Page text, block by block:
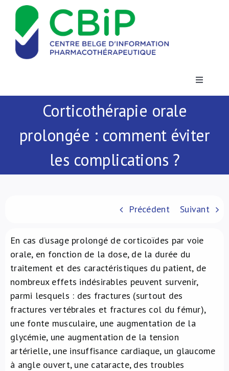
Passer
contenu
Toggle
Actualités
Publications
Formations
À propos de nous
Corticothérapie orale
prolongée : comment éviter
les complications ?
Précédent Suivant
En cas d’usage prolongé de corticoïdes par voie
orale, en fonction de la dose, de la durée du
traitement et des caractéristiques du patient, de
nombreux effets indésirables peuvent survenir,
parmi lesquels : des fractures (surtout des
fractures vertébrales et fractures col du fémur),
une fonte musculaire, une augmentation de la
glycémie, une augmentation de la tension
artérielle, une insuffisance cardiaque, un glaucome
à angle ouvert, une cataracte, des troubles